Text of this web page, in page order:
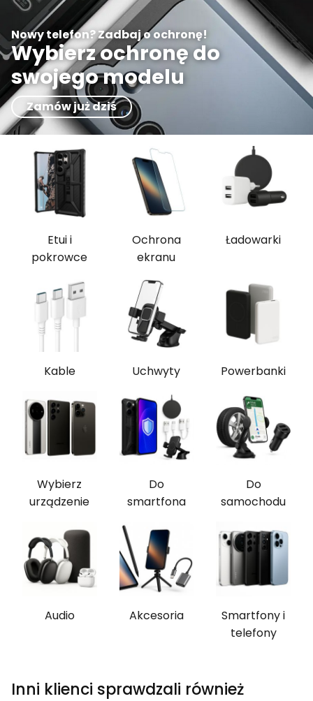
Nowy telefon? Zadbaj o ochronę!
Wybierz ochronę do
swojego modelu
Zamów już dziś
Etui i
pokrowce
Ochrona
ekranu
Ładowarki
Kable Uchwyty Powerbanki
Wybierz
urządzenie
Do
smartfona
Do
samochodu
Audio Akcesoria
Smartfony i
telefony
Inni klienci sprawdzali również